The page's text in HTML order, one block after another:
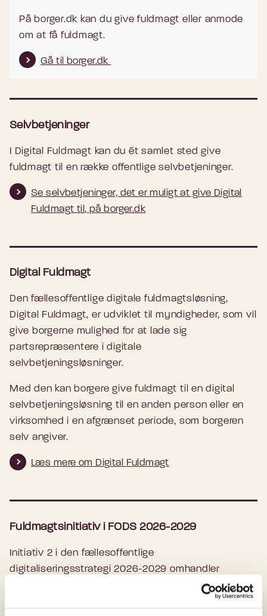
På borger.dk kan du give fuldmagt eller anmode
om at få fuldmagt.
Gå til borger.dk
Selvbetjeninger
I Digital Fuldmagt kan du ét samlet sted give
fuldmagt til en række offentlige selvbetjeninger.
Se selvbetjeninger, det er muligt at give Digital
Fuldmagt til, på borger.dk
Digital Fuldmagt
Den fællesoffentlige digitale fuldmagtsløsning,
Digital Fuldmagt, er udviklet til myndigheder, som vil
give borgerne mulighed for at lade sig
partsrepræsentere i digitale
selvbetjeningsløsninger.
Med den kan borgere give fuldmagt til en digital
selvbetjeningsløsning til en anden person eller en
virksomhed i en afgrænset periode, som borgeren
selv angiver.
Læs mere om Digital Fuldmagt
Fuldmagtsinitiativ i FODS 2026-2029
Initiativ 2 i den fællesoffentlige
digitaliseringsstrategi 2026-2029 omhandler
udbredelse og videreudvikling af Digital Fuldmagt.
Formålet med initiativet er, at færre borgere skal